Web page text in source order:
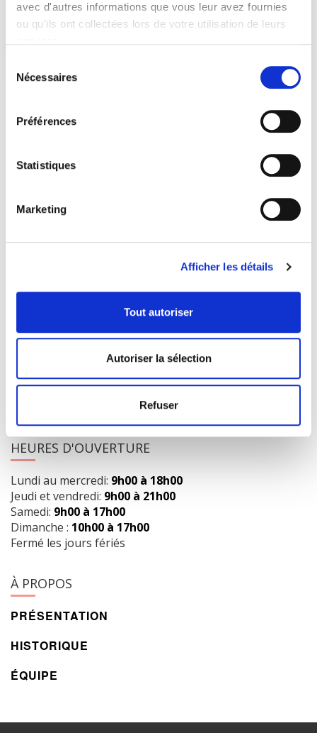
avec d'autres informations que vous leur avez fournies
ou qu'ils ont collectées lors de votre utilisation de leurs
Nécessaires
Préférences
Statistiques
Marketing
Afficher les détails
Tout autoriser
Autoriser la sélection
Refuser
1073 route de l'Église, Québec, QC G1V 3W2
Obtenir l’itinéraire
418 658-3640
info@librairielaliberte.com
HEURES D'OUVERTURE
Lundi au mercredi: 9h00 à 18h00
Jeudi et vendredi: 9h00 à 21h00
Samedi: 9h00 à 17h00
Dimanche : 10h00 à 17h00
Fermé les jours fériés
À PROPOS
PRÉSENTATION
HISTORIQUE
ÉQUIPE